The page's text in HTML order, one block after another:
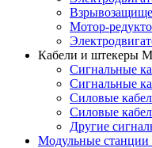
Мотор-
Кабели и штекеры
Сигнальные
Сигнальные
Силовые
Силовые
Другие
Модульные станции